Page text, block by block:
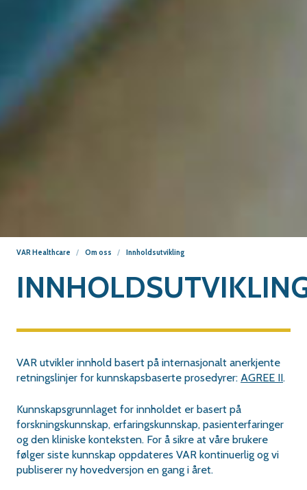
VAR Healthcare Om oss Innholdsutvikling
VAR utvikler innhold basert på internasjonalt anerkjente
retningslinjer for kunnskapsbaserte prosedyrer: AGREE II.
Kunnskapsgrunnlaget for innholdet er basert på
forskningskunnskap, erfaringskunnskap, pasienterfaringer
og den kliniske konteksten. For å sikre at våre brukere
følger siste kunnskap oppdateres VAR kontinuerlig og vi
publiserer ny hovedversjon en gang i året.